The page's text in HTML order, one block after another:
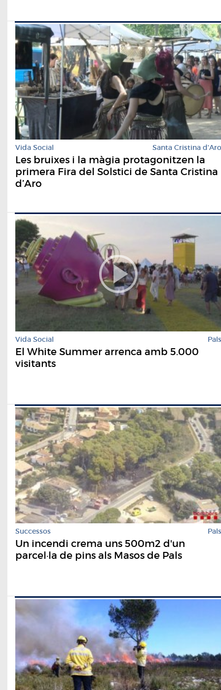
Vida Social Santa Cristina d'Aro
Les bruixes i la màgia protagonitzen la
primera Fira del Solstici de Santa Cristina
d’Aro
Vida Social Pals
El White Summer arrenca amb 5.000
visitants
Successos Pals
Un incendi crema uns 500m2 d'un
parcel·la de pins als Masos de Pals